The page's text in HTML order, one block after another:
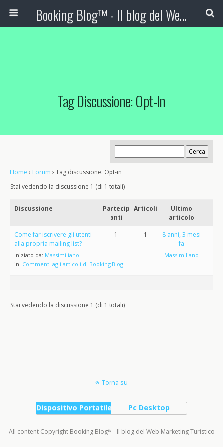
Booking Blog™ - Il blog del Web Marketing Turistico
Tag Discussione: Opt-In
Home › Forum › Tag discussione: Opt-in
Stai vedendo la discussione 1 (di 1 totali)
Discussione
Partecip
anti
Articoli
Ultimo
articolo
Come far iscrivere gli utenti
alla propria mailing list?
Iniziato da: Massimiliano
in: Commenti agli articoli di Booking Blog
1 1
8 anni, 3 mesi
fa
Massimiliano
Stai vedendo la discussione 1 (di 1 totali)
Torna su
Dispositivo Portatile Pc Desktop
All content Copyright Booking Blog™ - Il blog del Web Marketing Turistico